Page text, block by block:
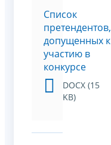
Список
претендентов,
допущенных к
участию в
конкурсе
DOCX (15
KB)